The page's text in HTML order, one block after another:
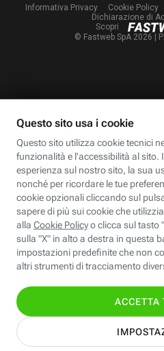
© Fastweb SpA 2026 |
Informativa Privacy Cookie Policy
Dichiarazione di
Scopri